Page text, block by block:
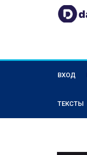
ВХОД
ТЕКСТЫ